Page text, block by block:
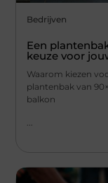
Bedrijven
Een
keuze voor
Waarom kiezen
plantenbak van
balkon